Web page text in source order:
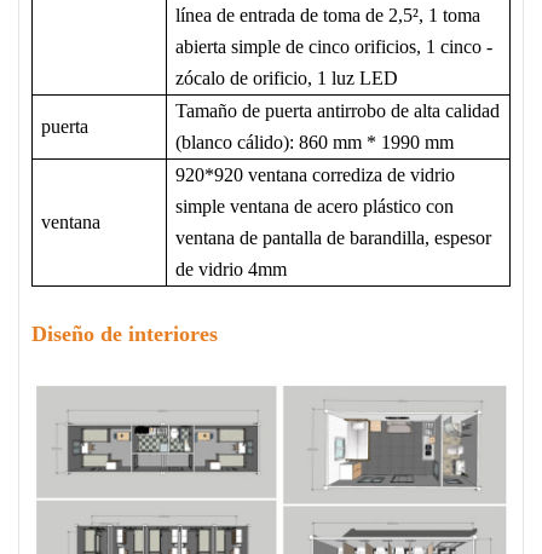
línea de entrada de toma de 2,5², 1 toma
abierta simple de cinco orificios, 1 cinco -
zócalo de orificio, 1 luz LED
puerta
Tamaño de puerta antirrobo de alta calidad
(blanco cálido): 860 mm * 1990 mm
ventana
920*920 ventana corrediza de vidrio
simple ventana de acero plástico con
ventana de pantalla de barandilla, espesor
de vidrio 4mm
Diseño de interiores